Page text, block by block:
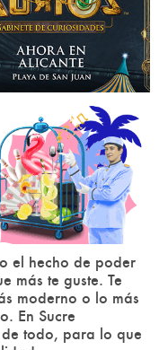
el hecho de poder
más te guste. Te
moderno o lo más
En Sucre
todo, para lo que